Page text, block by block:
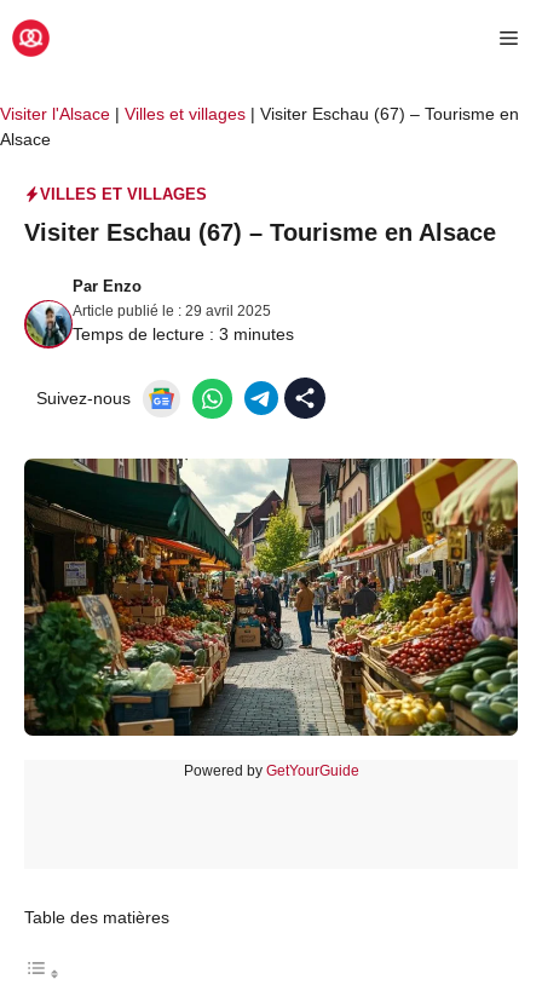
Aller
au
Visiter l'Alsace | Villes et villages | Visiter Eschau (67) – Tourisme en
Alsace
VILLES ET VILLAGES
Visiter Eschau (67) – Tourisme en Alsace
Par Enzo
Article publié le : 29 avril 2025
Temps de lecture : 3 minutes
Suivez-nous
Powered by GetYourGuide
Table des matières